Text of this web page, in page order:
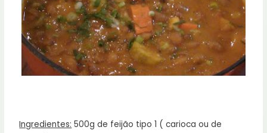
Ingredientes: 500g de feijão tipo 1 ( carioca ou de